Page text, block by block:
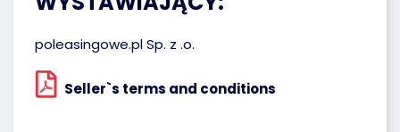
poleasingowe.pl Sp. z .o.
Seller`s terms and conditions